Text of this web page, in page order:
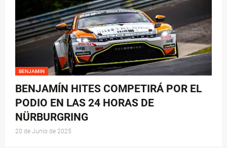
BENJAMIN
BENJAMÍN HITES COMPETIRÁ POR EL
PODIO EN LAS 24 HORAS DE
NÜRBURGRING
20 de Junio de 2025